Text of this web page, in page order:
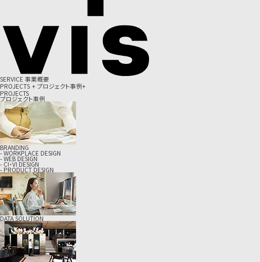
SERVICE 事業概要
PROJECTS +プロジェクト事例+
PROJECTS
プロジェクト事例
BRANDING
- WORKPLACE DESIGN
- WEB DESIGN
- CI・VI DESIGN
- PRODUCT DESIGN
DATA SOLUTION